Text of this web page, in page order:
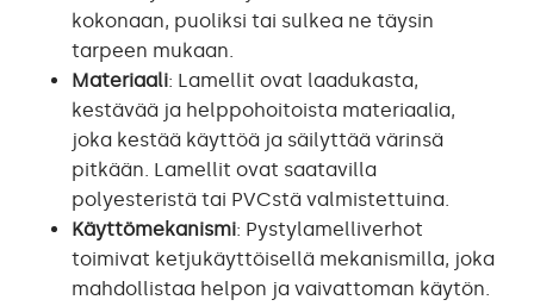
kokonaan, puoliksi tai sulkea ne täysin
tarpeen mukaan.
Materiaali: Lamellit ovat laadukasta,
kestävää ja helppohoitoista materiaalia,
joka kestää käyttöä ja säilyttää värinsä
pitkään. Lamellit ovat saatavilla
polyesteristä tai PVCstä valmistettuina.
Käyttömekanismi: Pystylamelliverhot
toimivat ketjukäyttöisellä mekanismilla, joka
mahdollistaa helpon ja vaivattoman käytön.